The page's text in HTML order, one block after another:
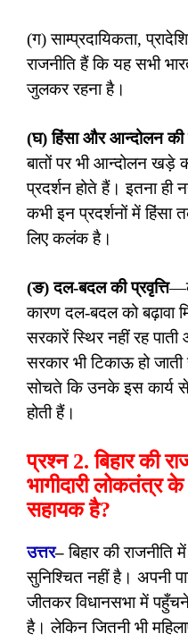
(ग) साम्प्रदायिकता,
राजनीति हैं कि यह सभी
जुलकर रहना है।
(घ) हिंसा और आन्दोलन की
बातों पर भी आन्दोलन खड़े
प्रदर्शन होते हैं। इतना ही
कभी इन प्रदर्शनों में
लिए कलंक है।
(ङ) दल-बदल की प्रवृत्ति
कारण दल-बदल को बढ़ावा
सरकारें स्थिर नहीं रह
सरकार भी टिकाऊ हो
सोचते कि उनके इस कार्य
होती हैं।
प्रश्न 2. बिहार की
भागीदारी लोकतंत्र
सहायक है?
उत्तर–बिहार की राजनीति
सुनिश्चित नहीं है। अपनी
जीतकर विधानसभा में
है। लेकिन जितनी भी